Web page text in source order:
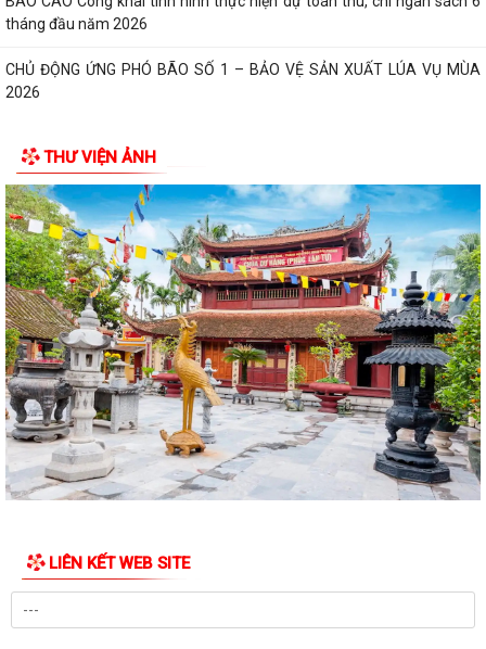
tháng đầu năm 2026
CHỦ ĐỘNG ỨNG PHÓ BÃO SỐ 1 – BẢO VỆ SẢN XUẤT LÚA VỤ MÙA
2026
XÚC CỬ TRI CHUẨN BỊ KỲ HỌP THƯỜNG LỆ...
Công điện phòng chống bão số 1 (Bão MAYSAK) và mưa lũ sau bão
THÔNG BÁO Lịch tiếp công dân định kỳ của Chủ tịch Ủy ban nhân dân
xã Quý III, IV năm 2026
Bộ Chính trị tổ chức hội nghị toàn quốc sơ kết 1 năm vận hành mô hình
tổ chức tổng thể của hệ...
Luật sửa đổi bổ sung một số điều của Luật Tiếp công dân, luật khiếu
nại, luật tố cáo
Luật sửa đổi, bổ sung một số điều của Luật phòng chống tham nhũng
Chiến dịch “500 ngày đêm đẩy mạnh thực hiện tìm kiếm, quy tập và
Kỷ niệm Ngày gia đình Việt Nam 28/6
KẾ HOẠCH Tiếp công dân của Chủ tịch Ủy ban nhân dân xã Quý III, IV
THƯ VIỆN ẢNH
LIÊN KẾT WEB SITE